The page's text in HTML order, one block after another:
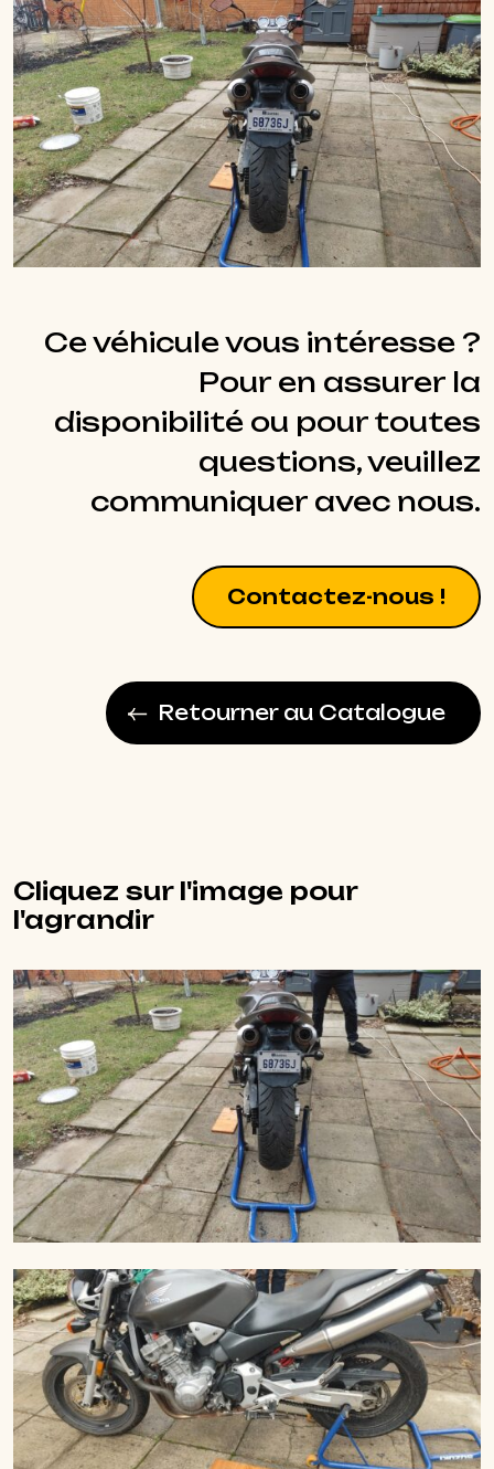
Ce véhicule vous intéresse ?
Pour en assurer la
disponibilité ou pour toutes
questions, veuillez
communiquer avec nous.
Contactez-nous !
Retourner au Catalogue
Cliquez sur l'image pour
l'agrandir